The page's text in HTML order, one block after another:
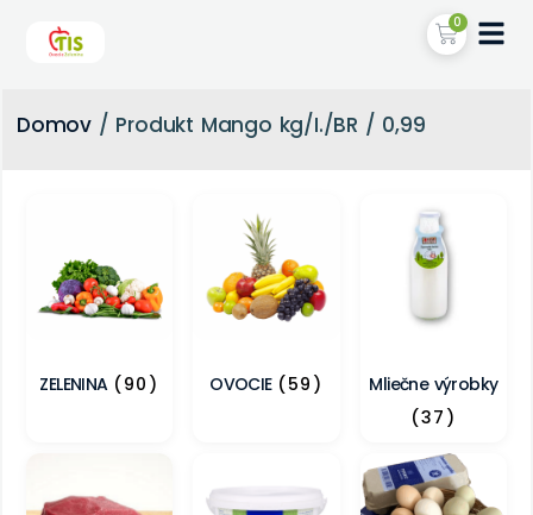
0
Domov / Produkt Mango kg/I./BR / 0,99
ZELENINA (90) OVOCIE (59)
Mliečne výrobky
(37)